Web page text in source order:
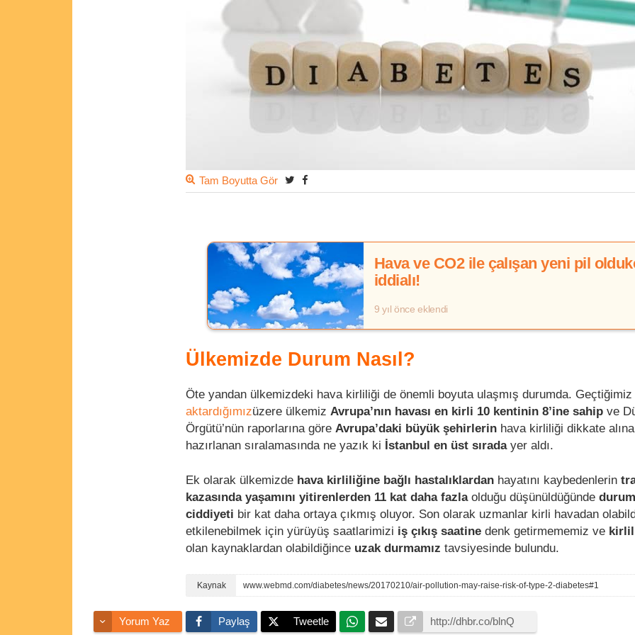
Tam Boyutta Gör
Hava ve CO2 ile çalışan yeni pil
iddialı!
9 yıl önce eklendi
Ülkemizde Durum Nasıl?
Öte yandan ülkemizdeki hava kirliliği de önemli boyuta ulaşmış durumda.
aktardığımızüzere ülkemiz Avrupa’nın havası en kirli 10 kentinin 8’ine sahip ve
Örgütü’nün raporlarına göre Avrupa’daki büyük şehirlerin hava kirliliği dikkate
hazırlanan sıralamasında ne yazık ki İstanbul en üst sırada yer aldı.
Ek olarak ülkemizde hava kirliliğine bağlı hastalıklardan hayatını kaybedenlerin
kazasında yaşamını yitirenlerden 11 kat daha fazla olduğu düşünüldüğünde
ciddiyeti bir kat daha ortaya çıkmış oluyor. Son olarak uzmanlar kirli havadan
etkilenebilmek için yürüyüş saatlarimizi iş çıkış saatine denk getirmememiz ve
olan kaynaklardan olabildiğince uzak durmamız tavsiyesinde bulundu.
www.webmd.com/diabetes/news/20170210/air-pollution-may-raise-risk-of-type-2-diabetes#1
Yorum Yaz Paylaş Tweetle